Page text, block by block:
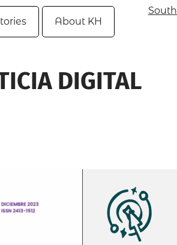
About KH
DIGITAL